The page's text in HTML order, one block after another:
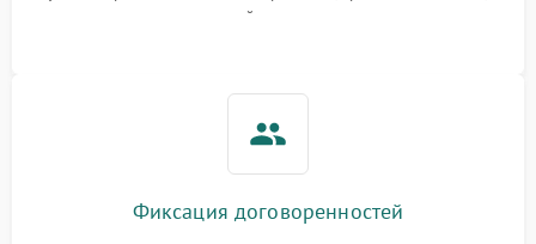
гарантийные условия
Фиксация договоренностей